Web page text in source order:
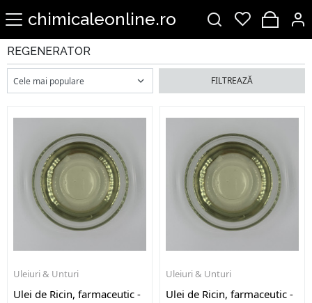
chimicaleonline.ro
REGENERATOR
FILTREAZĂ
Ulei de Ricin, farmaceutic -
Uleiuri & Unturi
Ulei de Ricin, farmaceutic -
Uleiuri & Unturi